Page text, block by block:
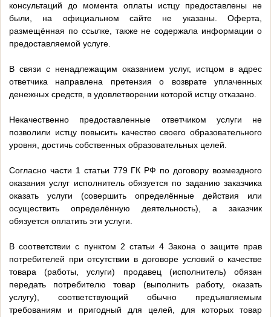
консультаций до момента оплаты истцу предоставлены не
были, на официальном сайте не указаны. Оферта,
размещённая по ссылке, также не содержала информации о
предоставляемой услуге.
В связи с ненадлежащим оказанием услуг, истцом в адрес
ответчика направлена претензия о возврате уплаченных
денежных средств, в удовлетворении которой истцу отказано.
Некачественно предоставленные ответчиком услуги не
позволили истцу повысить качество своего образовательного
уровня, достичь собственных образовательных целей.
Согласно части 1 статьи 779 ГК РФ по договору возмездного
оказания услуг исполнитель обязуется по заданию заказчика
оказать услуги (совершить определённые действия или
осуществить определённую деятельность), а заказчик
обязуется оплатить эти услуги.
В соответствии с пунктом 2 статьи 4 Закона о защите прав
потребителей при отсутствии в договоре условий о качестве
товара (работы, услуги) продавец (исполнитель) обязан
передать потребителю товар (выполнить работу, оказать
услугу), соответствующий обычно предъявляемым
требованиям и пригодный для целей, для которых товар